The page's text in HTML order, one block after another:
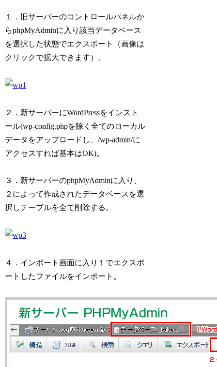
１．旧サーバーのコントロールパネルか
らphpMyAdminに入り該当データベース
を選択 した状態でエクスポート（画像は
クリックで拡大できます）。
２．新サーバーにWordPressをインスト
ール(wp-config.phpを除く全てのローカル
データをアップロードし、/wp-admin/に
アクセスすれば基本はOK)。
３．新サーバーのphpMyAdminに入り、
２によって作成されたデータベースを選
択しテーブルを全て削除する。
４．インポート画面に入り１でエクスポ
ートしたファイルをインポート。